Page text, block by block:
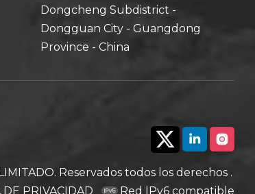
Dongcheng Subdistrict -
Dongguan City - Guangdong
Province - China
Reservados todos los derechos .
DE PRIVACIDAD Red IPv6 compatible